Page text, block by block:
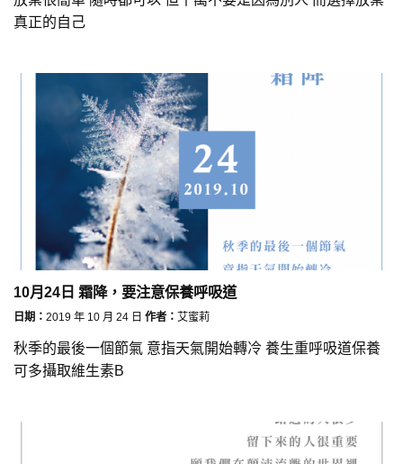
真正的自己
10月24日 霜降，要注意保養呼吸道
日期： 2019 年 10 月 24 日 作者： 艾蜜莉
秋季的最後一個節氣 意指天氣開始轉冷 養生重呼吸道保養
可多攝取維生素B